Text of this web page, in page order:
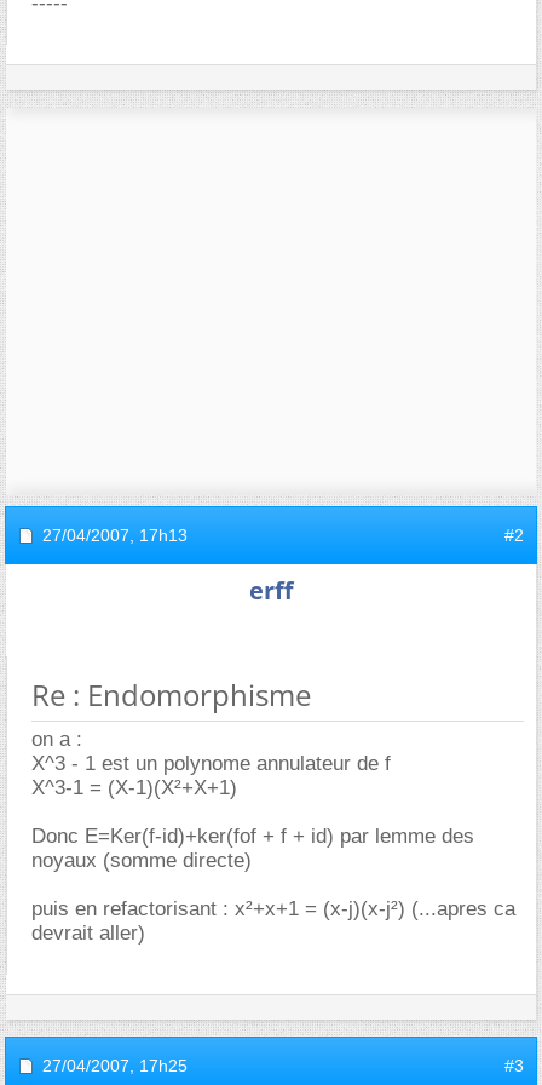
27/04/2007, 17h13 #2
erff
Re : Endomorphisme
on a :
X^3 - 1 est un polynome annulateur de f
X^3-1 = (X-1)(X²+X+1)
Donc E=Ker(f-id)+ker(fof + f + id) par lemme des
noyaux (somme directe)
puis en refactorisant : x²+x+1 = (x-j)(x-j²) (...apres ca
devrait aller)
27/04/2007, 17h25 #3